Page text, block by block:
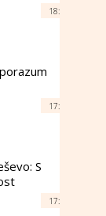
18:
17:
S
17: